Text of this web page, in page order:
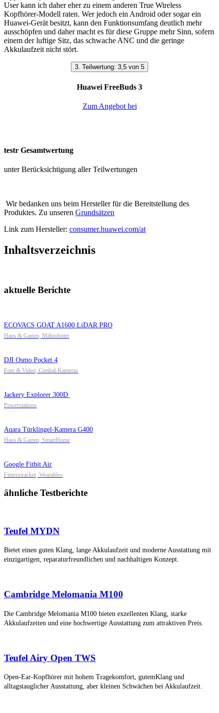
User kann ich daher eher zu einem anderen True Wireless
Kopfhörer-Modell raten. Wer jedoch ein Android oder sogar ein
Huawei-Gerät besitzt, kann den Funktionsumfang deutlich mehr
ausschöpfen und daher macht es für diese Gruppe mehr Sinn, sofern
einem der luftige Sitz, das schwache ANC und die geringe
Akkulaufzeit nicht stört.
3. Teilwertung: 3,5 von 5
Huawei FreeBuds 3
Zum Angebot bei
testr Gesamtwertung
unter Berücksichtigung aller Teilwertungen
Wir bedanken uns beim Hersteller für die Bereitstellung des
Produktes. Zu unseren Grundsätzen
Link zum Hersteller: consumer.huawei.com/at
Inhaltsverzeichnis
aktuelle Berichte
ECOVACS GOAT A1600 LiDAR PRO
Haus & Garten, Mähroboter
DJI Osmo Pocket 4
Foto & Video, Gimbal-Kameras
Jackery Explorer 300D
Powerstations
Aqara Türklingel-Kamera G400
Haus & Garten, SmartHome
Google Fitbit Air
Fitnesstracker, Wearables
ähnliche Testberichte
Teufel MYDN
Bietet einen guten Klang, lange Akkulaufzeit und moderne Ausstattung mit
einzigartigen, reparaturfreundlichen und nachhaltigen Konzept.
Cambridge Melomania M100
Die Cambridge Melomania M100 bieten exzellenten Klang, starke
Akkulaufzeiten und eine hochwertige Ausstattung zum attraktiven Preis.
Teufel Airy Open TWS
Open-Ear-Kopfhörer mit hohem Tragekomfort, gutemKlang und
alltagstauglicher Ausstattung, aber kleinen Schwächen bei Akkulaufzeit.